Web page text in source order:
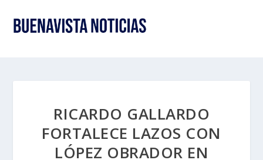
RICARDO GALLARDO
FORTALECE LAZOS CON
LÓPEZ OBRADOR EN